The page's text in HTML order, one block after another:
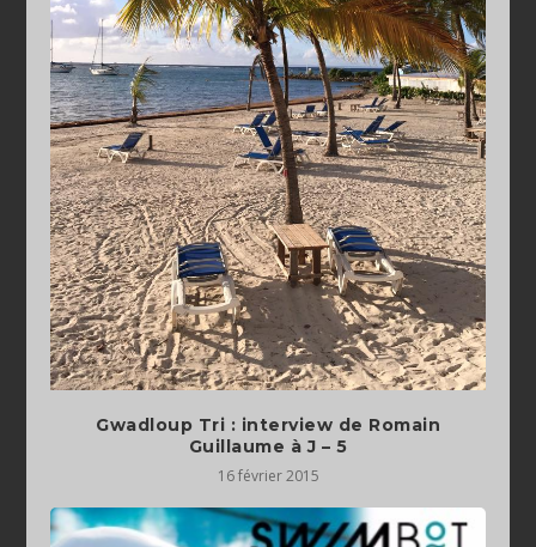
Gwadloup Tri : interview de Romain
Guillaume à J – 5
16 février 2015